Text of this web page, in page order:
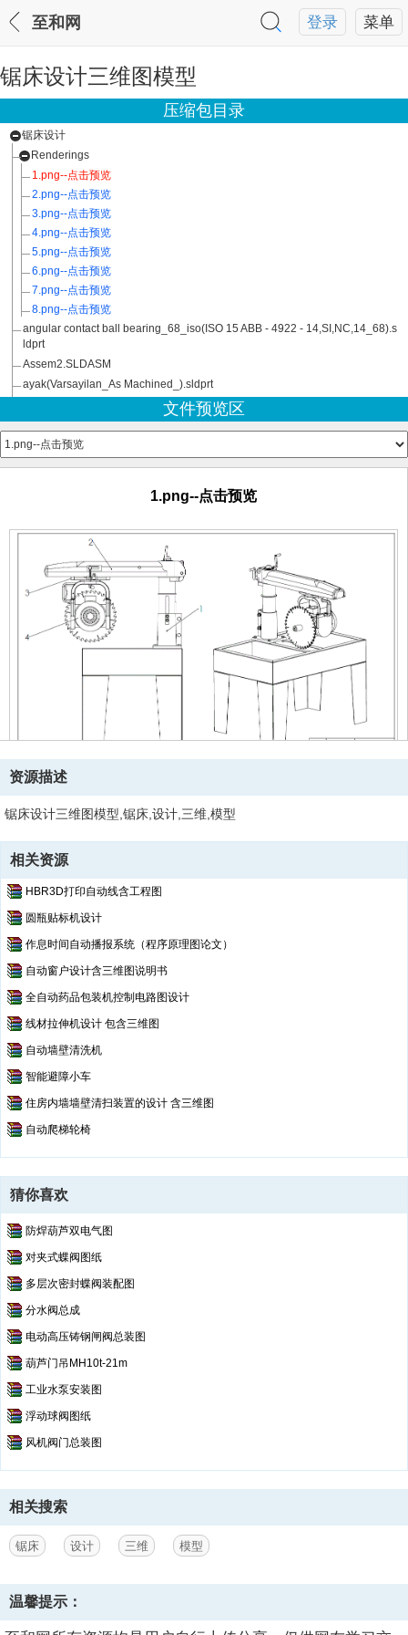
菜单
登录
至和网
锯床设计三维图模型
压缩包目录
锯床设计
Renderings
1.png--点击预览
2.png--点击预览
3.png--点击预览
4.png--点击预览
5.png--点击预览
6.png--点击预览
7.png--点击预览
8.png--点击预览
angular contact ball bearing_68_iso(ISO 15 ABB - 4922 - 14,SI,NC,14_68).s
ldprt
Assem2.SLDASM
ayak(Varsayilan_As Machined_).sldprt
açı sabitleyicinin koluü.SLDPRT
Circular saw blade.sldprt
Dişli kapağı kolu.SLDPRT
helical gear_4_din.sldprt
kama.sldprt
kama1.SLDPRT
kama22.SLDPRT
kizak rulman tutucu.sldprt
masa çevre.sldprt
motor tutucu 2.sldprt
motortutucu 2.SLDPRT
parça 1,2.sldprt
parça3,1.sldprt
Pinyon Dişli Mili.SLDPRT
rondela.SLDPRT
sac.sldprt
slotted csk tapping 79272_din.SLDPRT
slotted csk tapping 7972_din.sldprt
socket head cap screw 4762_din.sldprt
somun.SLDPRT
Testere somunu.SLDPRT
vagon kilit.sldprt
vagon mandal.sldprt
文件预览区
1.png--点击预览
资源描述
锯床设计三维图模型,锯床,设计,三维,模型
相关资源
HBR3D打印自动线含工程图
圆瓶贴标机设计
作息时间自动播报系统（程序原理图论文）
自动窗户设计含三维图说明书
全自动药品包装机控制电路图设计
线材拉伸机设计 包含三维图
自动墙壁清洗机
智能避障小车
住房内墙墙壁清扫装置的设计 含三维图
自动爬梯轮椅
猜你喜欢
防焊葫芦双电气图
对夹式蝶阀图纸
多层次密封蝶阀装配图
分水阀总成
电动高压铸钢闸阀总装图
葫芦门吊MH10t-21m
工业水泵安装图
浮动球阀图纸
风机阀门总装图
相关搜索
锯床 设计 三维 模型
温馨提示：